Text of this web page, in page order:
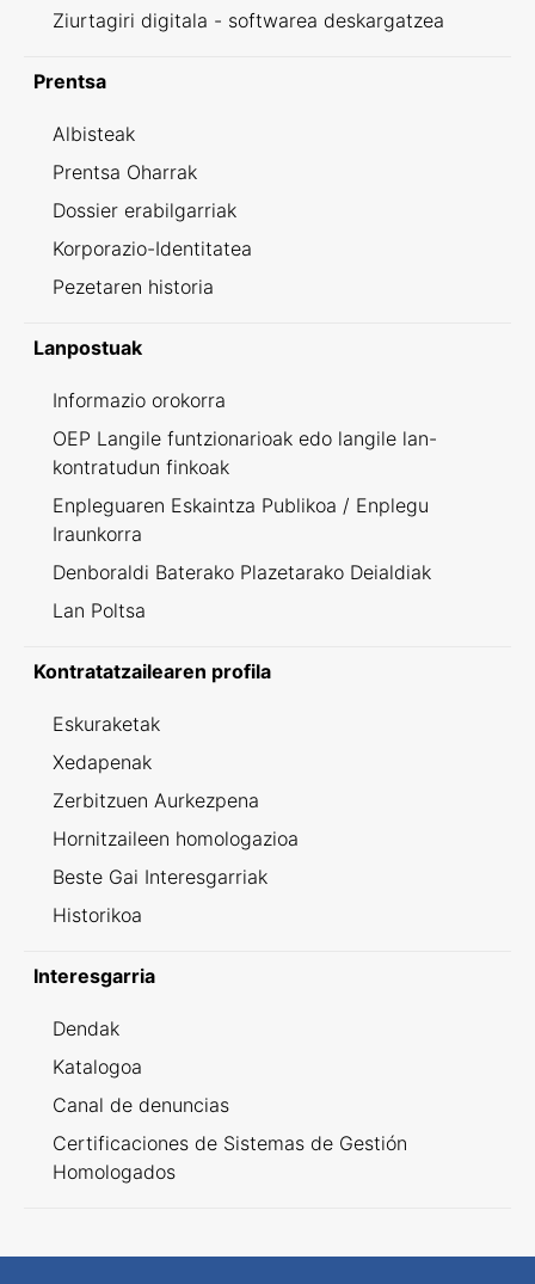
Ziurtagiri digitala - softwarea deskargatzea
Prentsa
Albisteak
Prentsa Oharrak
Dossier erabilgarriak
Korporazio-Identitatea
Pezetaren historia
Lanpostuak
Informazio orokorra
OEP Langile funtzionarioak edo langile lan-
kontratudun finkoak
Enpleguaren Eskaintza Publikoa / Enplegu
Iraunkorra
Denboraldi Baterako Plazetarako Deialdiak
Lan Poltsa
Kontratatzailearen profila
Eskuraketak
Xedapenak
Zerbitzuen Aurkezpena
Hornitzaileen homologazioa
Beste Gai Interesgarriak
Historikoa
Interesgarria
Dendak
Katalogoa
Canal de denuncias
Certificaciones de Sistemas de Gestión
Homologados